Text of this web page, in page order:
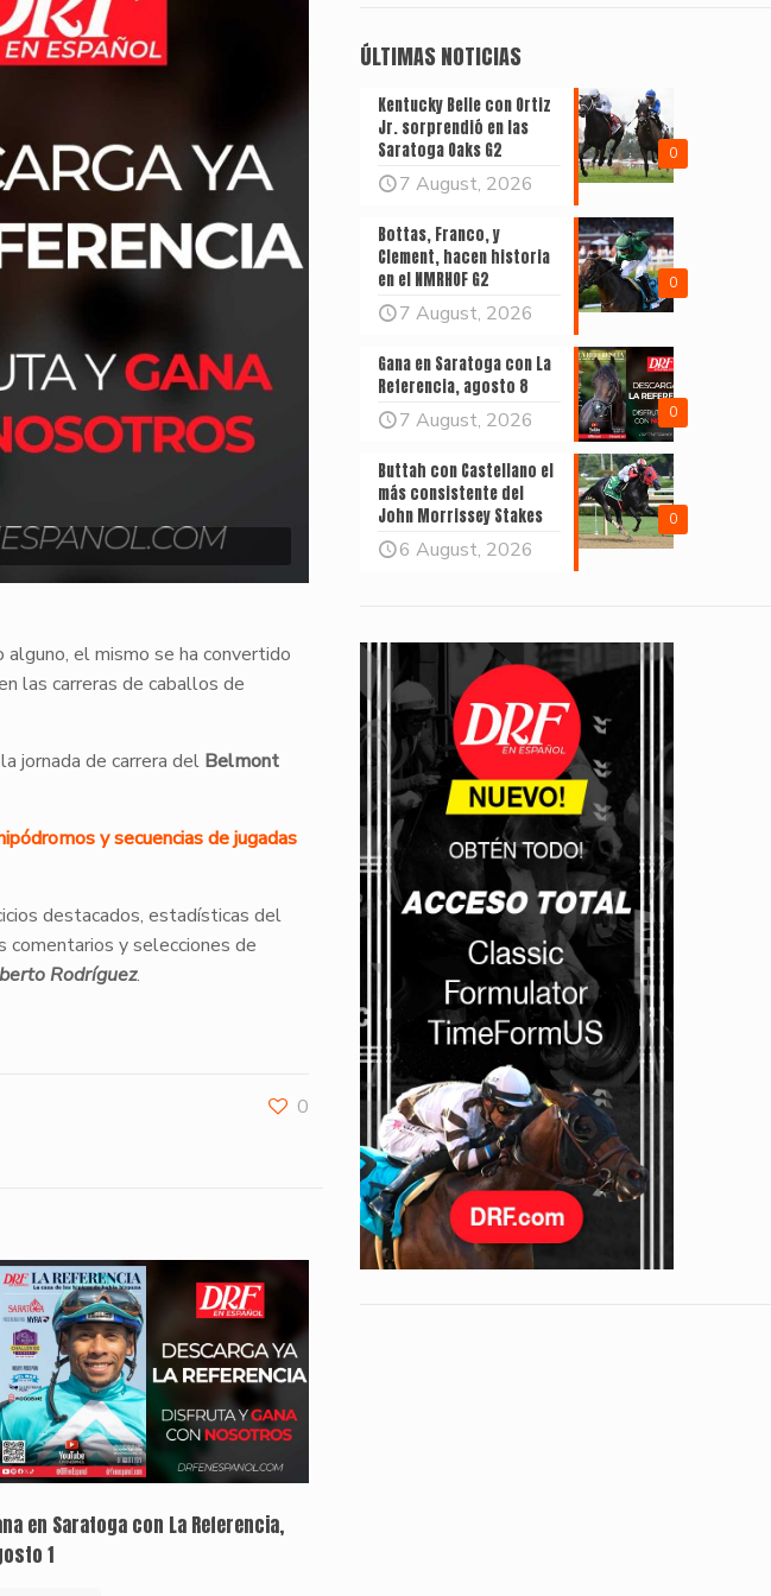
el mismo se ha convertido
las carreras de caballos de
jornada de carrera del Belmont
y secuencias de jugadas
destacados, estadísticas del
comentarios y selecciones de
Rodríguez.
0
en Saratoga con La Referencia,
1
ÚLTIMAS NOTICIAS
0
Kentucky Belle con Ortiz
Jr. sorprendió en las
Saratoga Oaks G2
7 August, 2026
0
Bottas, Franco, y
Clement, hacen historia
en el NMRHOF G2
7 August, 2026
0
Gana en Saratoga con La
Referencia, agosto 8
7 August, 2026
0
Buttah con Castellano el
más consistente del
John Morrissey Stakes
6 August, 2026